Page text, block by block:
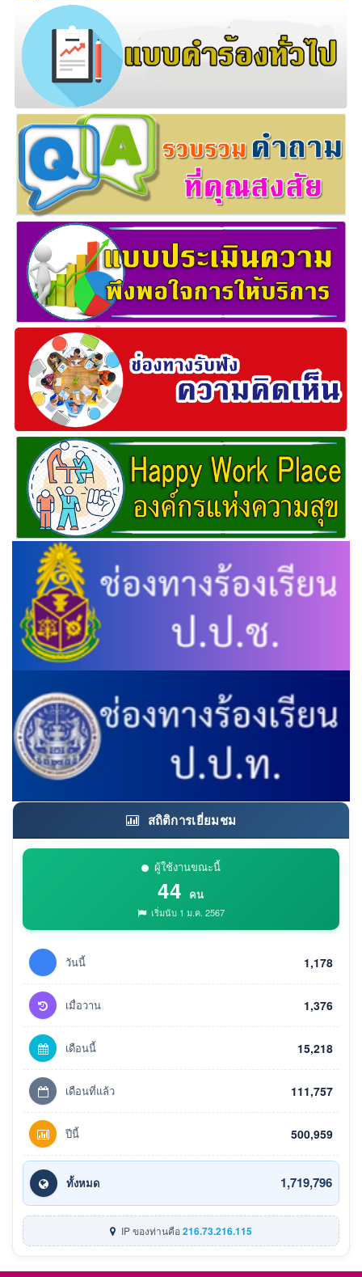
สถิติการเยี่ยมชม
ผู้ใช้งานขณะนี้
44 คน
เริ่มนับ 1 ม.ค. 2567
วันนี้ 1,178
เมื่อวาน 1,376
เดือนนี้ 15,218
เดือนที่แล้ว 111,757
ปีนี้ 500,959
ทั้งหมด 1,719,796
IP ของท่านคือ216.73.216.115